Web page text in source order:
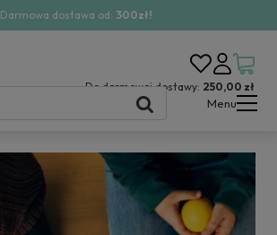
Darmowa dostawa od: 300zł!
Do darmowej dostawy: 250,00 zł
Menu